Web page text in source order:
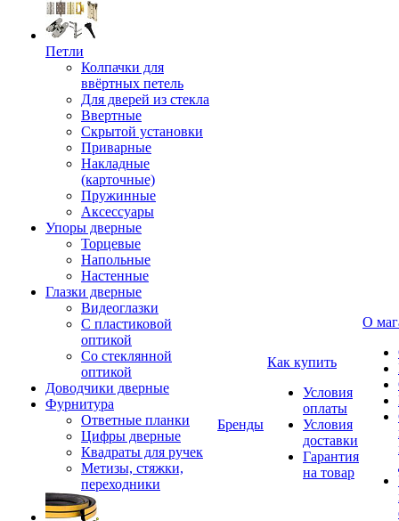
Петли
Колпачки для
ввёртных петель
Для дверей из стекла
Ввертные
Скрытой установки
Приварные
Накладные
(карточные)
Пружинные
Аксессуары
Упоры дверные
Торцевые
Напольные
Настенные
Глазки дверные
Видеоглазки
С пластиковой
оптикой
Со стеклянной
оптикой
Доводчики дверные
Фурнитура
Ответные планки
Цифры дверные
Квадраты для ручек
Метизы, стяжки,
переходники
Бренды
Как купить
Условия
оплаты
Условия
доставки
Гарантия
на товар
О